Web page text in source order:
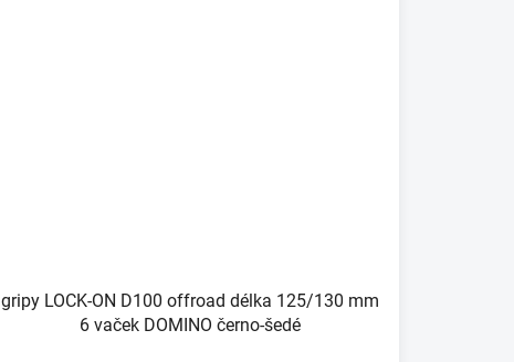
gripy LOCK-ON D100 offroad délka 125/130 mm
6 vaček DOMINO černo-šedé